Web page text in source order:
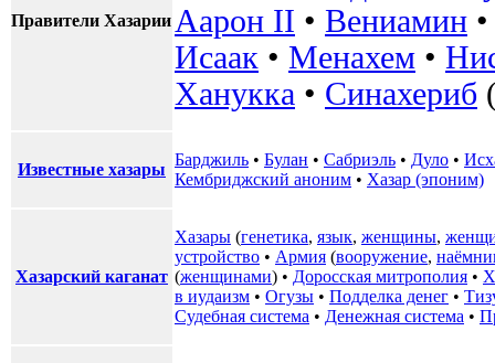
Правители Хазарии Аарон II • Вениамин
Исаак • Менахем •
Ханукка • Синахериб
Известные хазары
Барджиль • Булан • Сабриэль • Дуло •
Кембриджский аноним • Хазар (эпоним)
Хазарский каганат
Хазары (генетика, язык, женщины,
устройство • Армия (вооружение,
(женщинами) • Доросская митрополия •
в иудаизм • Огузы • Подделка денег •
Судебная система • Денежная система •